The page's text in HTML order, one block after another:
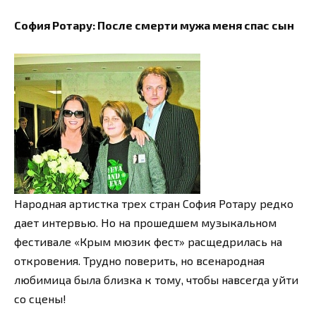
София Ротару: После смерти мужа меня спас сын
Народная артистка трех стран София Ротару редко
дает интервью. Но на прошедшем музыкальном
фестивале «Крым мюзик фест» расщедрилась на
откровения. Трудно поверить, но всенародная
любимица была близка к тому, чтобы навсегда уйти
со сцены!